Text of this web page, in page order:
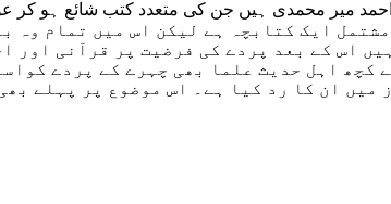
میر محمدی ہیں جن کی متعدد کتب شائع ہو
ہوجاتا ہے کہ اگرچہ یہ 136 صفحات پر مشتمل ایک
اس کے بعد پردے کی فرضیت پر قرآنی اور
اہل حدیث علما بھی چہرے کے پردے
ان کا رد کیا ہے۔ اس موضوع پر پہلے